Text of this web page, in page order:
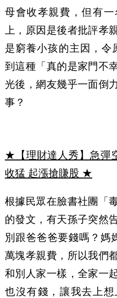
母會收孝親費，但有
上，原因是後者批評孝
是窮養小孩的主因，令
到這種「真的是家門不
光後，網友幾乎一面倒
事？
★【理財達人秀】急彈
收猛 起漲搶賺股 ★
根據民眾在臉書社團「
的發文，有天孫子突然
別跟爸爸爸要錢嗎？媽
萬塊孝親費，所以我們
和別人家一樣，全家一
也沒有錢，讓我去上